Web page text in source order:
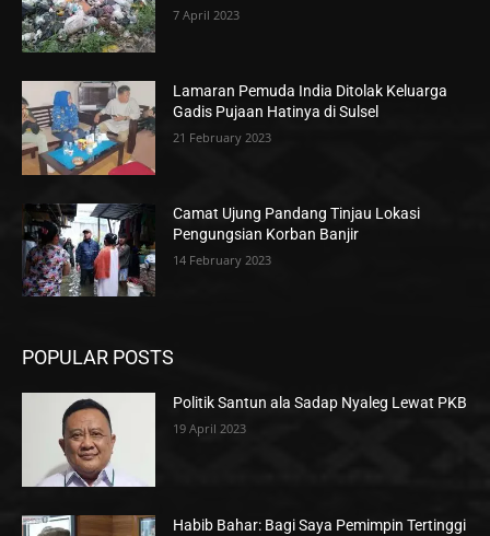
7 April 2023
Lamaran Pemuda India Ditolak Keluarga
Gadis Pujaan Hatinya di Sulsel
21 February 2023
Camat Ujung Pandang Tinjau Lokasi
Pengungsian Korban Banjir
14 February 2023
POPULAR POSTS
Politik Santun ala Sadap Nyaleg Lewat PKB
19 April 2023
Habib Bahar: Bagi Saya Pemimpin Tertinggi